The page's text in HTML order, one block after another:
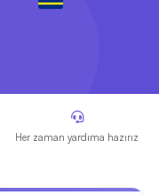
Her zaman yardıma hazırız